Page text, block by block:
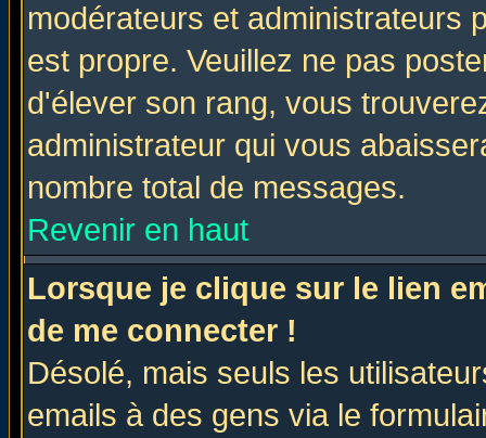
modérateurs et administrateurs
est propre. Veuillez ne pas
d'élever son rang, vous
administrateur qui vous
nombre total de messages.
Revenir en haut
Lorsque je clique sur le lien
de me connecter !
Désolé, mais seuls les
emails à des gens via le